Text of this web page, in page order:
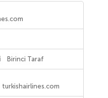
Birinci Taraf
turkishairlines.com